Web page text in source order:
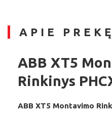
APIE PREKĘ
ABB XT5
Rinkinys
ABB XT5 Montavimo